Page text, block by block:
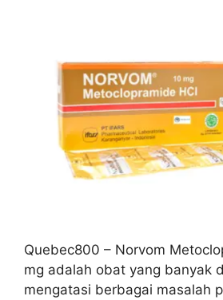
Quebec800 – Norvom
mg adalah obat yang banyak
mengatasi berbagai masalah